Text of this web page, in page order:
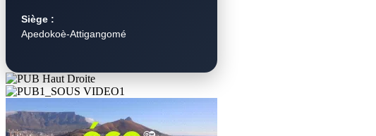
Siège :
Apedokoè-Attigangomé